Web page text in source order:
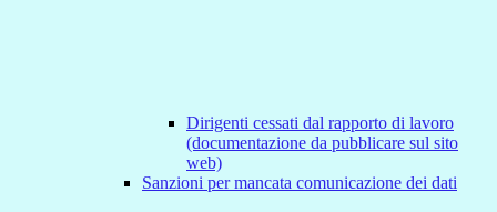
Dirigenti cessati dal rapporto di lavoro
(documentazione da pubblicare sul sito
web)
Sanzioni per mancata comunicazione dei dati